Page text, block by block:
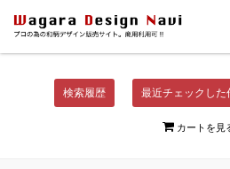
検索履歴 最近チェックした
カートを見